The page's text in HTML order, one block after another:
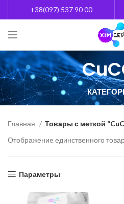
+38(097) 537 90 00
Главная
Товары с меткой
Отображение единственного
Параметры